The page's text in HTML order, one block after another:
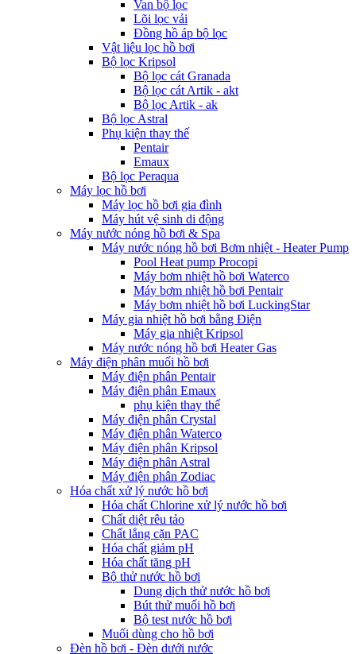
Van bộ lọc
Lõi lọc vải
Đồng hồ áp bộ lọc
Vật liệu lọc hồ bơi
Bộ lọc Kripsol
Bộ lọc cát Granada
Bộ lọc cát Artik - akt
Bộ lọc Artik - ak
Bộ lọc Astral
Phụ kiện thay thế
Pentair
Emaux
Bộ lọc Peraqua
Máy lọc hồ bơi
Máy lọc hồ bơi gia đình
Máy hút vệ sinh di động
Máy nước nóng hồ bơi & Spa
Máy nước nóng hồ bơi Bơm nhiệt - Heater Pump
Pool Heat pump Procopi
Máy bơm nhiệt hồ bơi Waterco
Máy bơm nhiệt hồ bơi Pentair
Máy bơm nhiệt hồ bơi LuckingStar
Máy gia nhiệt hồ bơi bằng Điện
Máy gia nhiệt Kripsol
Máy nước nóng hồ bơi Heater Gas
Máy điện phân muối hồ bơi
Máy điện phân Pentair
Máy điện phân Emaux
phụ kiện thay thế
Máy điện phân Crystal
Máy điện phân Waterco
Máy điện phân Kripsol
Máy điện phân Astral
Máy điện phân Zodiac
Hóa chất xử lý nước hồ bơi
Hóa chất Chlorine xử lý nước hồ bơi
Chất diệt rêu tảo
Chất lắng cặn PAC
Hóa chất giảm pH
Hóa chất tăng pH
Bộ thử nước hồ bơi
Dung dịch thử nước hồ bơi
Bút thử muối hồ bơi
Bộ test nước hồ bơi
Muối dùng cho hồ bơi
Đèn hồ bơi - Đèn dưới nước